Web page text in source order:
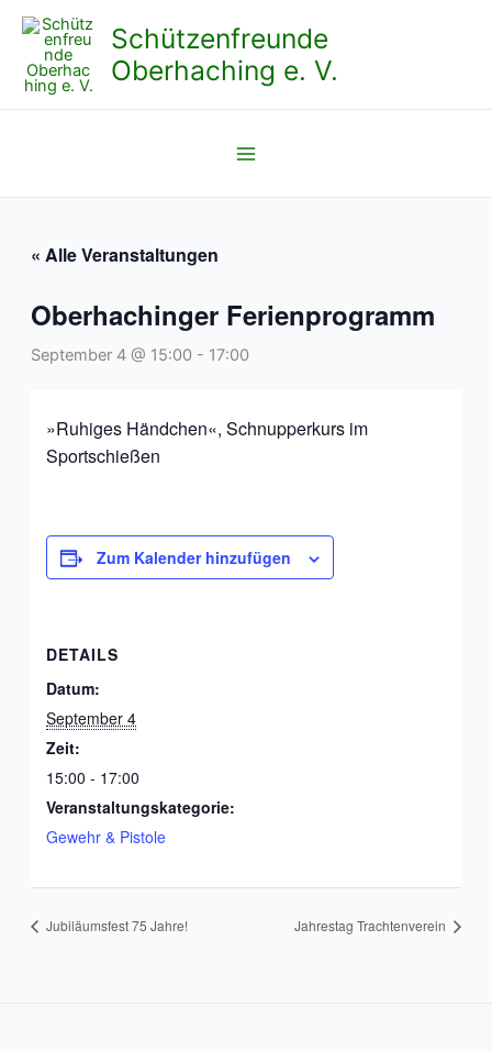
Zum
Inhalt
springen
Schützenfreunde
Oberhaching e. V.
« Alle Veranstaltungen
Oberhachinger Ferienprogramm
September 4 @ 15:00- 17:00
»Ruhiges Händchen«, Schnupperkurs im
Sportschießen
Zum Kalender hinzufügen
DETAILS
Datum:
September 4
Zeit:
15:00 - 17:00
Veranstaltungskategorie:
Gewehr & Pistole
Jubiläumsfest 75 Jahre! Jahrestag Trachtenverein